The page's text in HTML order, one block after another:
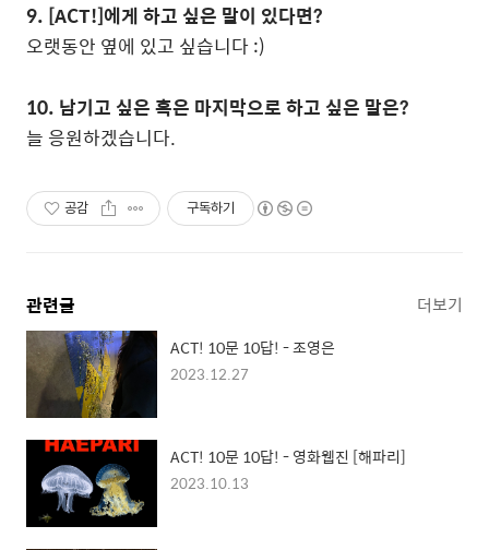
9. [ACT!]에게 하고 싶은 말이 있다면?
오랫동안 옆에 있고 싶습니다 :)
10. 남기고 싶은 혹은 마지막으로 하고 싶은 말은?
늘 응원하겠습니다.
공감 구독하기
관련글 더보기
ACT! 10문 10답! - 조영은
2023.12.27
ACT! 10문 10답! - 영화웹진 [해파리]
2023.10.13